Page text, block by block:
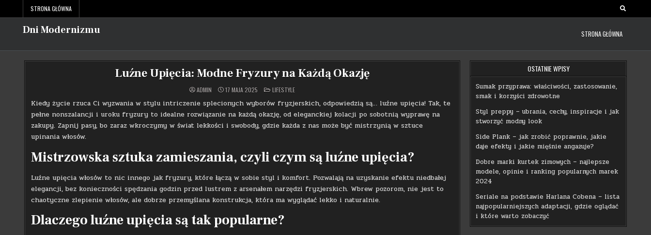
content
STRONA GŁÓWNA
Dni Modernizmu STRONA GŁÓWNA
Luźne Upięcia: Modne Fryzury na Każdą Okazję
ADMIN 17 MAJA 2025 POSTED
IN
LIFESTYLE
Kiedy życie rzuca Ci wyzwania w stylu intriczenie splecionych wyborów fryzjerskich, odpowiedzią są… luźne upięcia! Tak, te
pełne nonszalancji i uroku fryzury to idealne rozwiązanie na każdą okazję, od eleganckiej kolacji po sobotnią wyprawę na
zakupy. Zapnij pasy, bo zaraz wkroczymy w świat lekkości i swobody, gdzie każda z nas może być mistrzynią w sztuce
upinania włosów.
Mistrzowska sztuka zamieszania, czyli czym są luźne upięcia?
Luźne upięcia włosów to nic innego jak fryzury, które łączą w sobie styl i komfort. Pozwalają na uzyskanie efektu niedbałej
elegancji, bez konieczności spędzania godzin przed lustrem z arsenałem narzędzi fryzjerskich. Wbrew pozorom, nie jest to
chaotyczne zlepienie włosów, ale dobrze przemyślana konstrukcja, która ma wyglądać lekko i naturalnie.
Dlaczego luźne upięcia są tak popularne?
OSTATNIE WPISY
Sumak przyprawa: właściwości, zastosowanie,
smak i korzyści zdrowotne
Styl preppy – ubrania, cechy, inspiracje i jak
stworzyć modny look
Side Plank – jak zrobić poprawnie, jakie
daje efekty i jakie mięśnie angażuje?
Dobre marki kurtek zimowych – najlepsze
modele, opinie i ranking popularnych marek
2024
Seriale na podstawie Harlana Cobena – lista
najpopularniejszych adaptacji, gdzie oglądać
i które warto zobaczyć